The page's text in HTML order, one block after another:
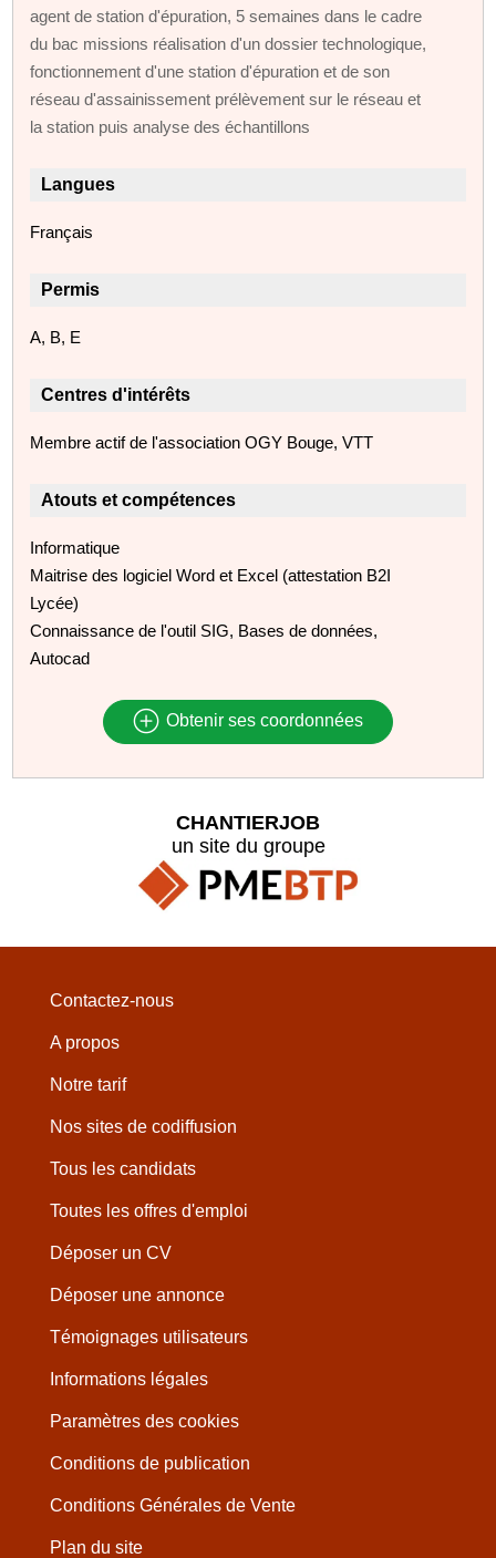
agent de station d'épuration, 5 semaines dans le cadre
du bac missions réalisation d'un dossier technologique,
fonctionnement d'une station d'épuration et de son
réseau d'assainissement prélèvement sur le réseau et
la station puis analyse des échantillons
Langues
Français
Permis
A, B, E
Centres d'intérêts
Membre actif de l'association OGY Bouge, VTT
Atouts et compétences
Informatique
Maitrise des logiciel Word et Excel (attestation B2I
Lycée)
Connaissance de l'outil SIG, Bases de données,
Autocad
Obtenir ses coordonnées
CHANTIERJOB
un site du groupe
Contactez-nous
A propos
Notre tarif
Nos sites de codiffusion
Tous les candidats
Toutes les offres d'emploi
Déposer un CV
Déposer une annonce
Témoignages utilisateurs
Informations légales
Paramètres des cookies
Conditions de publication
Conditions Générales de Vente
Plan du site